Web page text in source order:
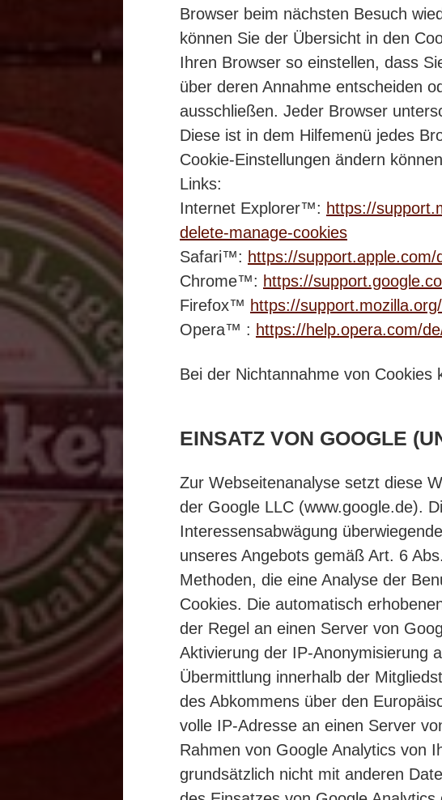
Browser beim nächsten Besuch
können Sie der Übersicht in den
Ihren Browser so einstellen, dass
über deren Annahme entscheiden
ausschließen. Jeder Browser
Diese ist in dem Hilfemenü jedes
Cookie-Einstellungen ändern
Links:
Internet Explorer™: https://
delete-manage-cookies
Safari™: https://
Chrome™: https://
Firefox™ https://
Opera™ : https://help.opera.com/
Bei der Nichtannahme von
EINSATZ VON GOOGLE
Zur Webseitenanalyse setzt diese
der Google LLC (www.google.de).
Interessensabwägung
unseres Angebots gemäß Art. 6
Methoden, die eine Analyse der
Cookies. Die automatisch
der Regel an einen Server von
Aktivierung der IP-Anonymisierung
Übermittlung innerhalb der
des Abkommens über den
volle IP-Adresse an einen Server
Rahmen von Google Analytics von
grundsätzlich nicht mit anderen